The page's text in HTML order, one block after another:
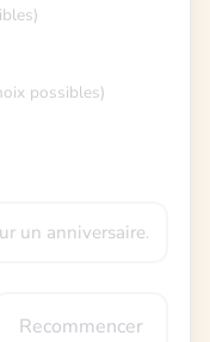
possibles)
Recommencer